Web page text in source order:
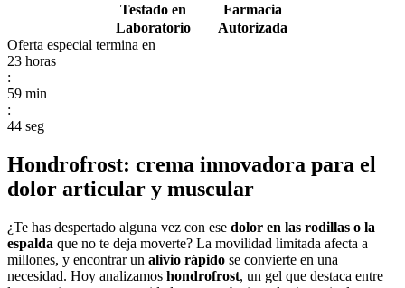
Testado en
Laboratorio
Farmacia
Autorizada
Oferta especial termina en
23 horas
:
59 min
:
43 seg
Hondrofrost: crema innovadora para el
dolor articular y muscular
¿Te has despertado alguna vez con ese dolor en las rodillas o la
espalda que no te deja moverte? La movilidad limitada afecta a
millones, y encontrar un alivio rápido se convierte en una
necesidad. Hoy analizamos hondrofrost, un gel que destaca entre